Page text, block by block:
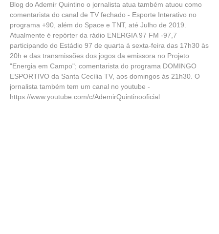
Blog do Ademir Quintino o jornalista atua também atuou como
comentarista do canal de TV fechado - Esporte Interativo no
programa +90, além do Space e TNT, até Julho de 2019.
Atualmente é repórter da rádio ENERGIA 97 FM -97,7
participando do Estádio 97 de quarta á sexta-feira das 17h30 às
20h e das transmissões dos jogos da emissora no Projeto
"Energia em Campo"; comentarista do programa DOMINGO
ESPORTIVO da Santa Cecília TV, aos domingos às 21h30. O
jornalista também tem um canal no youtube -
https://www.youtube.com/c/AdemirQuintinooficial